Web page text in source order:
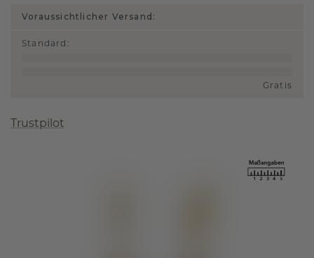
Voraussichtlicher Versand:
Standard :
Gratis
Trustpilot